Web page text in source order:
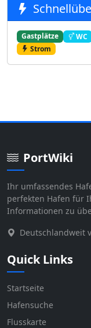
Gastplätze WC
Strom
PortWiki
Ihr umfassendes
perfekten Hafen für
Informationen zu
Deutschlandweit
Quick Links
Startseite
Hafensuche
Flusskarte